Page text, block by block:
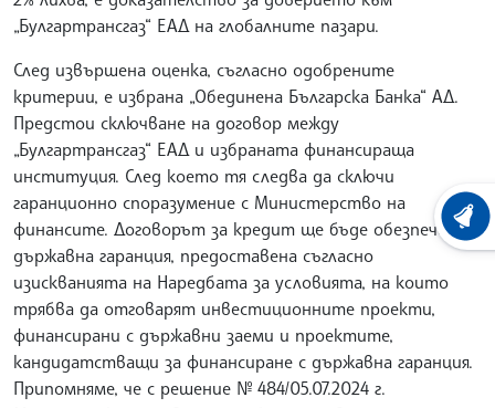
„Булгартрансгаз“ ЕАД на глобалните пазари.
След извършена оценка, съгласно одобрените
критерии, е избрана „Обединена Българска Банка“ АД.
Предстои сключване на договор между
„Булгартрансгаз“ ЕАД и избраната финансираща
институция. След което тя следва да сключи
гаранционно споразумение с Министерство на
финансите. Договорът за кредит ще бъде обезпечен с
държавна гаранция, предоставена съгласно
изискванията на Наредбата за условията, на които
трябва да отговарят инвестиционните проекти,
финансирани с държавни заеми и проектите,
кандидатстващи за финансиране с държавна гаранция.
Припомняме, че с решение № 484/05.07.2024 г.